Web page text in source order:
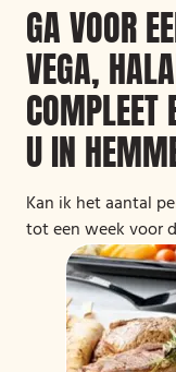
GA VOOR
VEGA,
COMPLEET
U IN
Kan ik het aantal
tot een week voor